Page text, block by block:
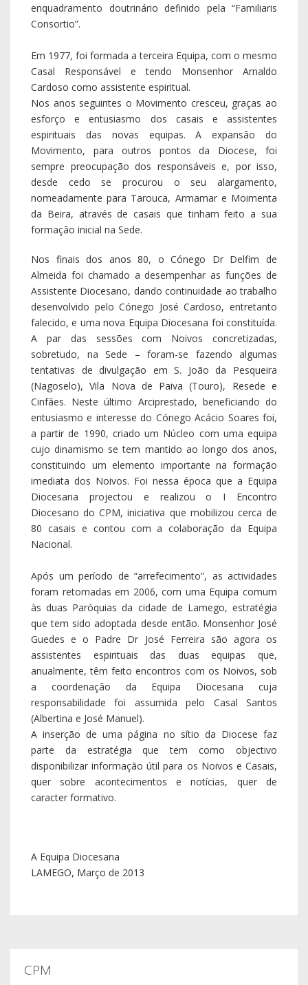
enquadramento doutrinário definido pela “Familiaris
Consortio”.
Em 1977, foi formada a terceira Equipa, com o mesmo
Casal Responsável e tendo Monsenhor Arnaldo
Cardoso como assistente espiritual.
Nos anos seguintes o Movimento cresceu, graças ao
esforço e entusiasmo dos casais e assistentes
espirituais das novas equipas. A expansão do
Movimento, para outros pontos da Diocese, foi
sempre preocupação dos responsáveis e, por isso,
desde cedo se procurou o seu alargamento,
nomeadamente para Tarouca, Armamar e Moimenta
da Beira, através de casais que tinham feito a sua
formação inicial na Sede.
Nos finais dos anos 80, o Cónego Dr Delfim de
Almeida foi chamado a desempenhar as funções de
Assistente Diocesano, dando continuidade ao trabalho
desenvolvido pelo Cónego José Cardoso, entretanto
falecido, e uma nova Equipa Diocesana foi constituída.
A par das sessões com Noivos concretizadas,
sobretudo, na Sede – foram-se fazendo algumas
tentativas de divulgação em S. João da Pesqueira
(Nagoselo), Vila Nova de Paiva (Touro), Resede e
Cinfães. Neste último Arciprestado, beneficiando do
entusiasmo e interesse do Cónego Acácio Soares foi,
a partir de 1990, criado um Núcleo com uma equipa
cujo dinamismo se tem mantido ao longo dos anos,
constituindo um elemento importante na formação
imediata dos Noivos. Foi nessa época que a Equipa
Diocesana projectou e realizou o I Encontro
Diocesano do CPM, iniciativa que mobilizou cerca de
80 casais e contou com a colaboração da Equipa
Nacional.
Após um período de “arrefecimento”, as actividades
foram retomadas em 2006, com uma Equipa comum
às duas Paróquias da cidade de Lamego, estratégia
que tem sido adoptada desde então. Monsenhor José
Guedes e o Padre Dr José Ferreira são agora os
assistentes espirituais das duas equipas que,
anualmente, têm feito encontros com os Noivos, sob
a coordenação da Equipa Diocesana cuja
responsabilidade foi assumida pelo Casal Santos
(Albertina e José Manuel).
A inserção de uma página no sítio da Diocese faz
parte da estratégia que tem como objectivo
disponibilizar informação útil para os Noivos e Casais,
quer sobre acontecimentos e notícias, quer de
caracter formativo.
A Equipa Diocesana
LAMEGO, Março de 2013
CPM